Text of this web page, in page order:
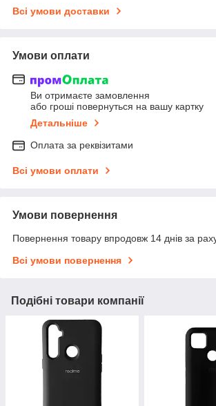
Всі умови доставки
Умови оплати
Ви отримаєте замовлення
або гроші повернуться на вашу картку
Детальніше
Оплата за реквізитами
Всі умови оплати
Умови повернення
Повернення товару впродовж 14 днів за
Всі умови повернення
Подібні товари компанії